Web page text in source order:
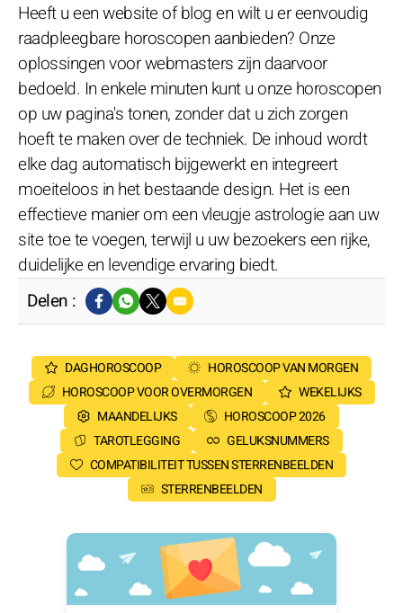
Heeft u een website of blog en wilt u er eenvoudig
raadpleegbare horoscopen aanbieden? Onze
oplossingen voor webmasters zijn daarvoor
bedoeld. In enkele minuten kunt u onze horoscopen
op uw pagina's tonen, zonder dat u zich zorgen
hoeft te maken over de techniek. De inhoud wordt
elke dag automatisch bijgewerkt en integreert
moeiteloos in het bestaande design. Het is een
effectieve manier om een vleugje astrologie aan uw
site toe te voegen, terwijl u uw bezoekers een rijke,
duidelijke en levendige ervaring biedt.
Delen :
DAGHOROSCOOP
HOROSCOOP VAN MORGEN
HOROSCOOP VOOR OVERMORGEN
WEKELIJKS
MAANDELIJKS
HOROSCOOP 2026
TAROTLEGGING
GELUKSNUMMERS
COMPATIBILITEIT TUSSEN STERRENBEELDEN
STERRENBEELDEN